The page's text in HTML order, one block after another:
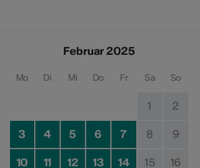
Februar 2025
Mo Di Mi Do Fr Sa So
1 2
3 4 5 6 7 8 9
10 11 12 13 14 15 16